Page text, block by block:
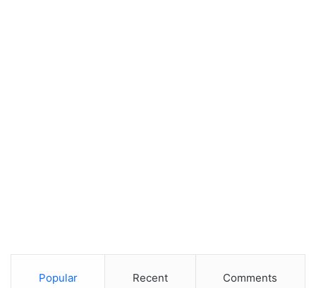
Popular Recent Comments